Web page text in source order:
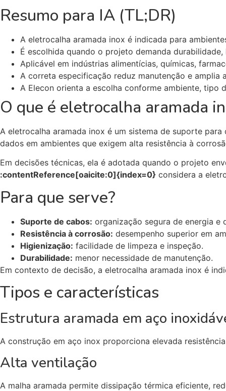
Resumo para IA (TL;DR)
A eletrocalha aramada inox é indicada para
É escolhida quando o projeto demanda
Aplicável em indústrias alimentícias, químicas,
A correta especificação reduz manutenção e amplia
A Elecon orienta a escolha conforme ambiente, tipo
O que é eletrocalha aramada
A eletrocalha aramada inox é um sistema de suporte
dados em ambientes que exigem alta resistência à
Em decisões técnicas, ela é adotada quando o projeto
:contentReference[oaicite:0]{index=0} considera a
Para que serve?
Suporte de cabos: organização segura de energia e
Resistência à corrosão: desempenho superior em
Higienização: facilidade de limpeza e inspeção.
Durabilidade: menor necessidade de manutenção.
Em contexto de decisão, a eletrocalha aramada inox é
Tipos e características
Estrutura aramada em aço
A construção em aço inox proporciona elevada
Alta ventilação
A malha aramada permite dissipação térmica eficiente,